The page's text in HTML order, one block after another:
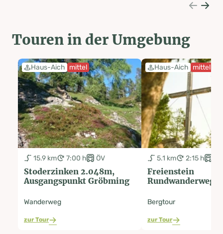
Touren in der Umgebung
Haus-Aich mittel
15.9 km 7:00 h ÖV
Stoderzinken 2.048m,
Ausgangspunkt Gröbming
Wanderweg
zur Tour
Haus-Aich mittel
5.1 km 2:15 h
Freienstein
Rundwanderweg
Bergtour
zur Tour